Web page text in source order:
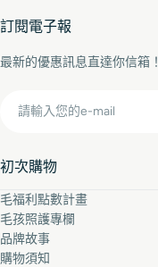
初次購物
毛福利點數計畫
毛孩照護專欄
品牌故事
購物須知
訂閱電子報
最新的優惠訊息直達你信箱！